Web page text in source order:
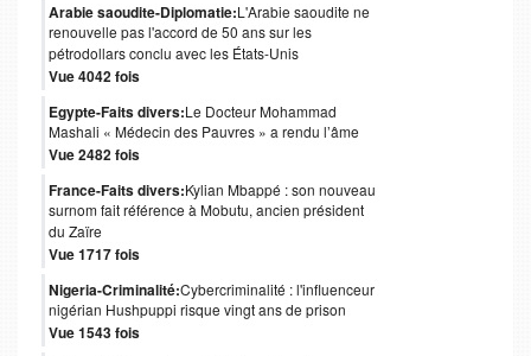
Arabie saoudite-Diplomatie:L'Arabie saoudite ne
renouvelle pas l'accord de 50 ans sur les
pétrodollars conclu avec les États-Unis
Vue 4042 fois
Egypte-Faits divers:Le Docteur Mohammad
Mashali « Médecin des Pauvres » a rendu l’âme
Vue 2482 fois
France-Faits divers:Kylian Mbappé : son nouveau
surnom fait référence à Mobutu, ancien président
du Zaïre
Vue 1717 fois
Nigeria-Criminalité:Cybercriminalité : l'influenceur
nigérian Hushpuppi risque vingt ans de prison
Vue 1543 fois